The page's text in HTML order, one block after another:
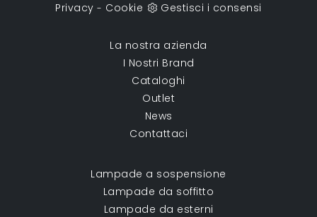
Privacy - Cookie Gestisci i consensi
La nostra azienda
I Nostri Brand
Cataloghi
Outlet
News
Contattaci
Lampade a sospensione
Lampade da soffitto
Lampade da esterni